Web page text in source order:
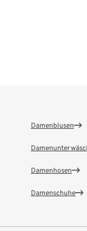
Damenblusen
Damenhosen
Damenschuhe